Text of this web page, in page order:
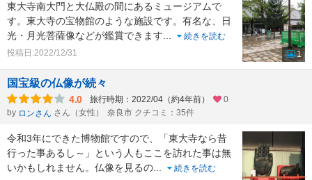
東大寺南大門と大仏殿の間にあるミュージアムで
す。東大寺の宝物館のような施設です。有名な、日
光・月光菩薩像などが鑑賞できます
続きを読む
投稿日:2022/12/31
1
国宝級の仏像が続々
4.0 旅行時期：2022/04（約4年前）
0
by ロンさん さん（女性） 奈良市 クチコミ：35件
令和3年にできた博物館ですので、「東大寺なら昔
行った事あるし～」という人もここを訪れた事は無
いかもしれません。仏像を見るの
続きを読む